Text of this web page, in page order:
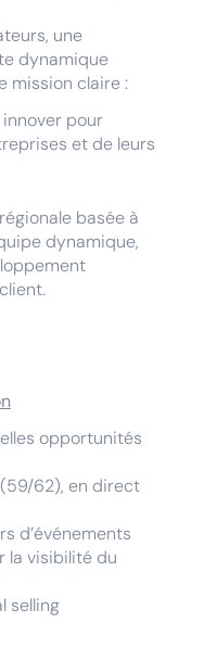
une
dynamique
mission claire :
pour
et de leurs
basée à
dynamique,
opportunités
62), en direct
d’événements
la visibilité du
selling